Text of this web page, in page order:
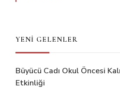
YENİ GELENLER
Büyücü Cadı Okul Öncesi
Etkinliği